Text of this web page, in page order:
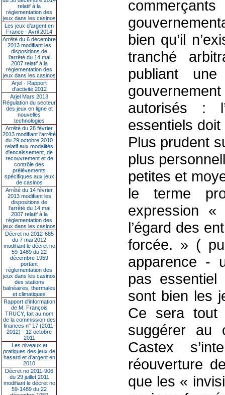
relatif à la
réglementation des
jeux dans les casinos
Les jeux d’argent en
France - Avril 2014
Arrêté du 6 décembre
2013 modifiant les
dispositions de
l’arrêté du 14 mai
2007 relatif à la
réglementation des
jeux dans les casinos
Arjel - Rapport
d'activité 2012
Arjel Mars 2013
Régulation du secteur
des jeux en ligne et
nouvelles
technologies
Arrêté du 28 février
2013 modifiant l'arrêté
du 29 octobre 2010
relatif aux modalités
d'encaissement, de
recouvrement et de
contrôle des
prélèvements
spécifiques aux jeux
de casinos
Arrêté du 14 février
2013 modifiant les
dispositions de
l'arrêté du 14 mai
2007 relatif à la
réglementation des
jeux dans les casinos
Décret no 2012-685
du 7 mai 2012
modifiant le décret no
59-1489 du 22
décembre 1959
portant
réglementation des
jeux dans les casinos
des stations
balnéaires, thermales
et climatiques
Rapport d'information
de M. François
TRUCY, fait au nom
de la commission des
finances n° 17 (2011-
2012) - 12 octobre
2011
Les niveaux et
pratiques des jeux de
hasard et d’argent en
2010
Décret no 2011-906
du 29 juillet 2011
modifiant le décret no
59-1489 du 22
bien qu’il
tranché
publiant
autorisés :
essentiels
Plus prudent
plus
petites et
le terme
expression
l’égard des
forcée. » (
apparence -
pas
sont bien les
Ce sera tout
suggérer au
Castex
réouverture
que les «